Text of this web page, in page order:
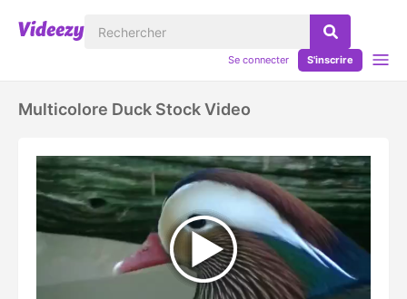
Se connecter S'inscrire
Multicolore Duck Stock Video